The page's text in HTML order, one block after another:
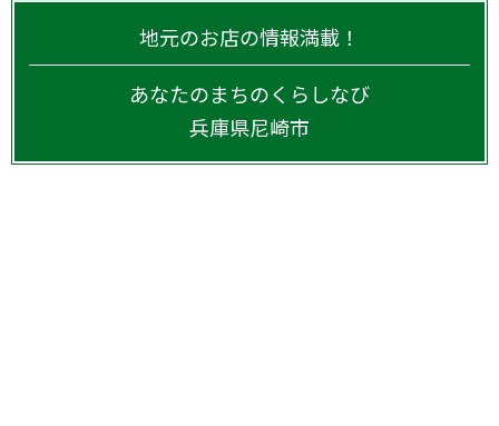
地元のお店の情報満載！
あなたのまちのくらしなび
兵庫県尼崎市